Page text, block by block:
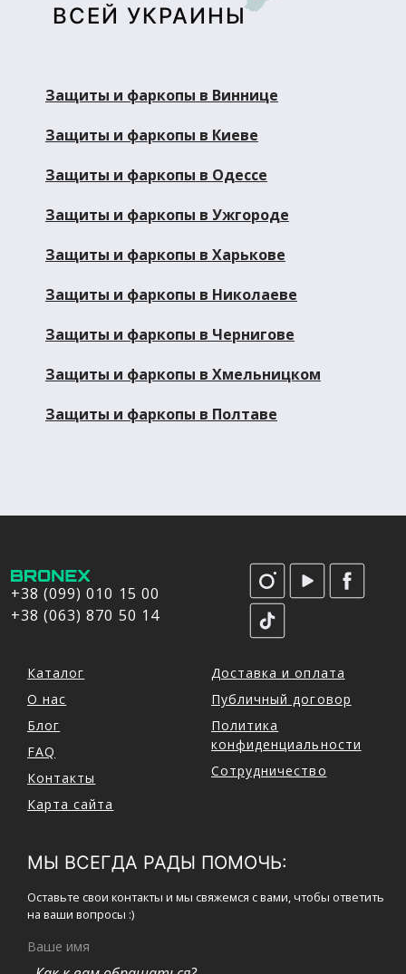
ВСЕЙ УКРАИНЫ
Защиты и фаркопы в Виннице
Защиты и фаркопы в Киеве
Защиты и фаркопы в Одессе
Защиты и фаркопы в Ужгороде
Защиты и фаркопы в Харькове
Защиты и фаркопы в Николаеве
Защиты и фаркопы в Чернигове
Защиты и фаркопы в Хмельницком
Защиты и фаркопы в Полтаве
+38 (099) 010 15 00
+38 (063) 870 50 14
Каталог
О нас
Блог
FAQ
Контакты
Карта сайта
Доставка и оплата
Публичный договор
Политика
конфиденциальности
Сотрудничество
МЫ ВСЕГДА РАДЫ ПОМОЧЬ:
Оставьте свои контакты и мы свяжемся с вами, чтобы ответить
на ваши вопросы :)
Ваше имя